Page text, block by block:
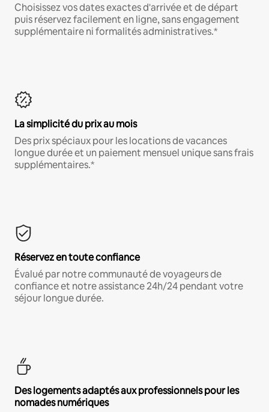
Choisissez vos dates exactes d'arrivée et de départ
puis réservez facilement en ligne, sans engagement
supplémentaire ni formalités administratives.*
La simplicité du prix au mois
Des prix spéciaux pour les locations de vacances
longue durée et un paiement mensuel unique sans frais
supplémentaires.*
Réservez en toute confiance
Évalué par notre communauté de voyageurs de
confiance et notre assistance 24h/24 pendant votre
séjour longue durée.
Des logements adaptés aux professionnels pour les
nomades numériques